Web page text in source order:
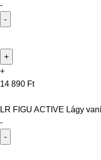
-
+
14 890 Ft
LR FIGU ACTIVE Lágy
-